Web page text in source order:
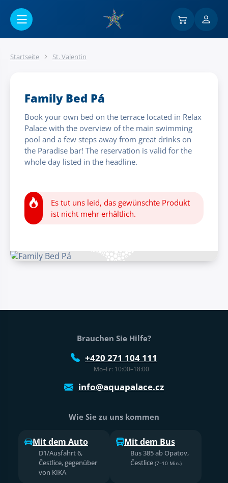
Startseite St. Valentin
Family Bed Pá
Book your own bed on the terrace located in Relax
Palace with the overview of the main swimming
pool and a few steps away from great drinks on
the Paradise bar! The reservation is valid for the
whole day listed in the headline.
Es tut uns leid, das gewünschte Produkt
ist nicht mehr erhältlich.
Fußtext der Website
Brauchen Sie Hilfe?
+420 271 104 111
Mo–Fr: 10:00–18:00
info@aquapalace.cz
Wie Sie zu uns kommen
Mit dem Auto
D1/Ausfahrt 6,
Čestlice, gegenüber
von KIKA
Mit dem Bus
Bus 385 ab Opatov,
Čestlice (7–10 Min.)